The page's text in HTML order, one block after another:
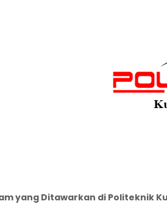
yang Ditawarkan di Politeknik